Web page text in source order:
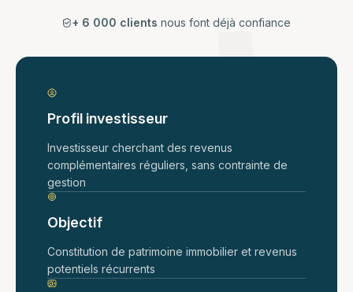
+ 6 000 clients nous font déjà confiance
Profil investisseur
Investisseur cherchant des revenus
complémentaires réguliers, sans contrainte de
gestion
Objectif
Constitution de patrimoine immobilier et revenus
potentiels récurrents